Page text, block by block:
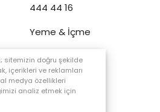
444 44 16
Yeme & İçme
Tüketici Köşesi
Sinema
sitemizin doğru şekilde
içerikleri ve reklamları
medya özellikleri
analiz etmek için